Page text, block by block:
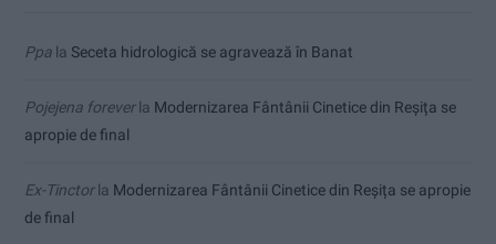
Ppa la Seceta hidrologică se agravează în Banat
Pojejena foreverla Modernizarea Fântânii Cinetice din Reșița se
apropie de final
Ex-Tinctorla Modernizarea Fântânii Cinetice din Reșița se apropie
de final